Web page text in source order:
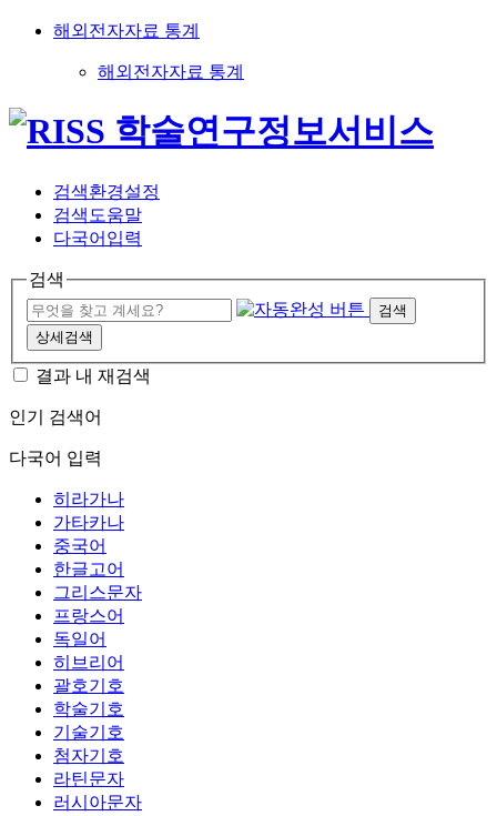
해외전자자료 통계
해외전자자료 통계
검색환경설정
검색도움말
다국어입력
검색
검색
상세검색
결과 내 재검색
인기 검색어
다국어 입력
히라가나
가타카나
중국어
한글고어
그리스문자
프랑스어
독일어
히브리어
괄호기호
학술기호
기술기호
첨자기호
라틴문자
러시아문자